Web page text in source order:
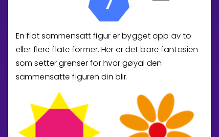
En flat sammensatt figur er bygget opp av to
eller flere flate former. Her er det bare fantasien
som setter grenser for hvor gøyal den
sammensatte figuren din blir.